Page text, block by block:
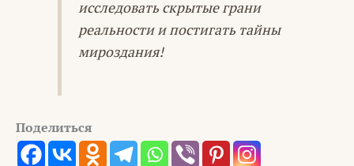
исследовать скрытые грани
реальности и постигать тайны
мироздания!
Поделиться